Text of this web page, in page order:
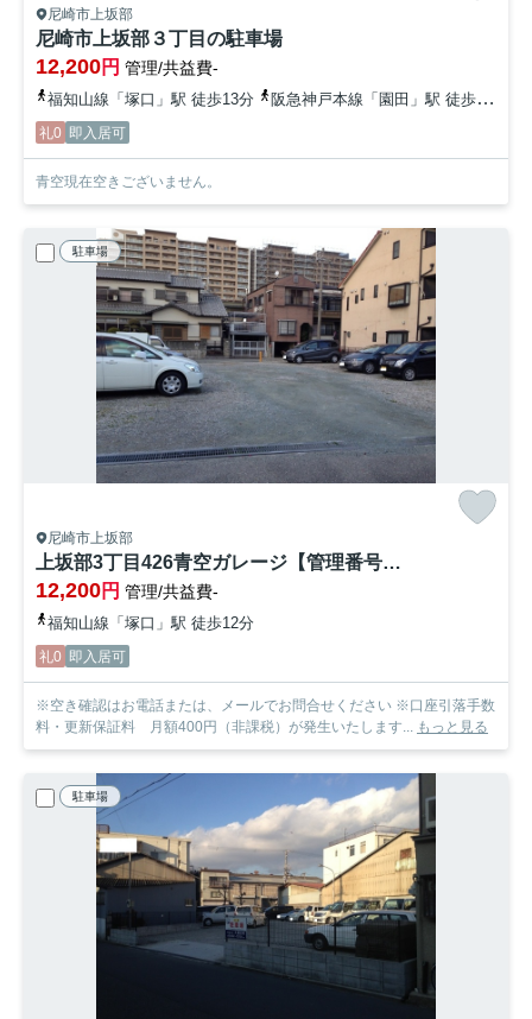
尼崎市上坂部
尼崎市上坂部３丁目の駐車場
12,200円 管理/共益費-
福知山線「塚口」駅 徒歩13分 阪急神戸本線「園田」駅 徒歩23分
礼0 即入居可
青空現在空きございません。
駐車場
尼崎市上坂部
上坂部3丁目426青空ガレージ【管理番号14】
12,200円 管理/共益費-
福知山線「塚口」駅 徒歩12分
礼0 即入居可
※空き確認はお電話または、メールでお問合せください ※口座引落手数
料・更新保証料 月額400円（非課税）が発生いたします... もっと見る
駐車場